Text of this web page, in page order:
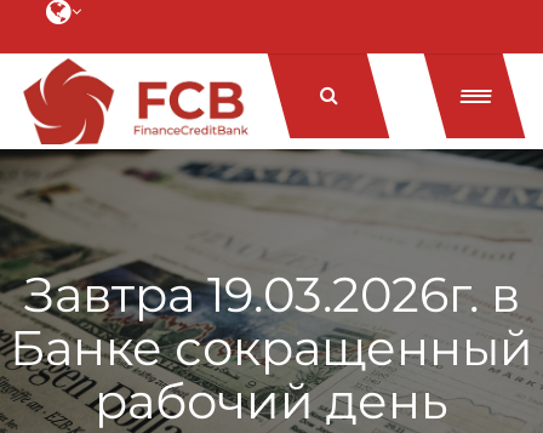
Завтра 19.03.2026г. в
Банке сокращенный
рабочий день